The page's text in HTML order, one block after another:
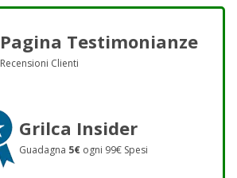
Pagina Testimonianze
Recensioni Clienti
Grilca Insider
Guadagna 5€ ogni 99€ Spesi